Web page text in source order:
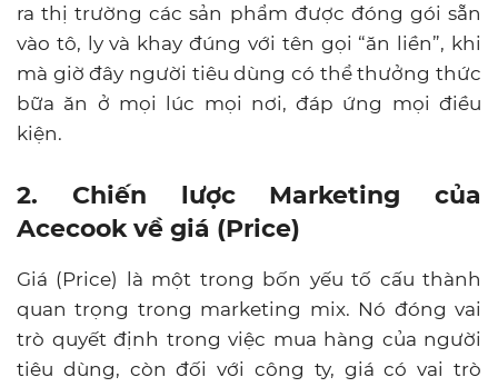
ra thị trường các sản phẩm được đóng gói sẵn
vào tô, ly và khay đúng với tên gọi “ăn liền”, khi
mà giờ đây người tiêu dùng có thể thưởng thức
bữa ăn ở mọi lúc mọi nơi, đáp ứng mọi điều
kiện.
2. Chiến lược Marketing của
Acecook về giá (Price)
Giá (Price) là một trong bốn yếu tố cấu thành
quan trọng trong marketing mix. Nó đóng vai
trò quyết định trong việc mua hàng của người
tiêu dùng, còn đối với công ty, giá có vai trò